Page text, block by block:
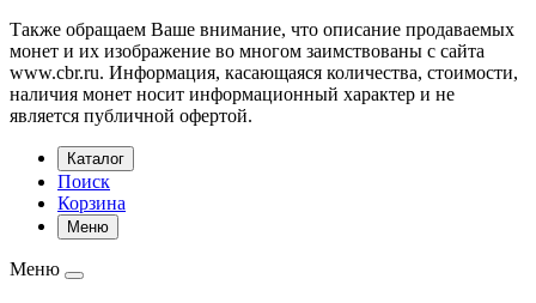
Также обращаем Ваше внимание, что описание продаваемых
монет и их изображение во многом заимствованы с сайта
www.cbr.ru. Информация, касающаяся количества, стоимости,
наличия монет носит информационный характер и не
является публичной офертой.
Каталог
Поиск
Корзина
Меню
Меню